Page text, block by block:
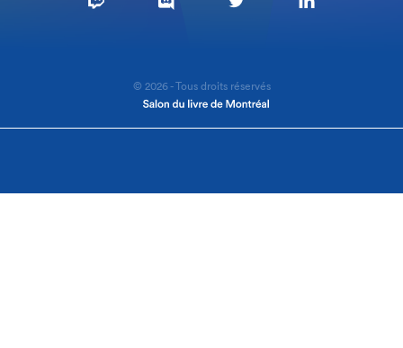
© 2026 - Tous droits réservés